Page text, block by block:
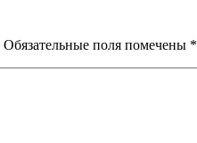
Обязательные поля помечены *